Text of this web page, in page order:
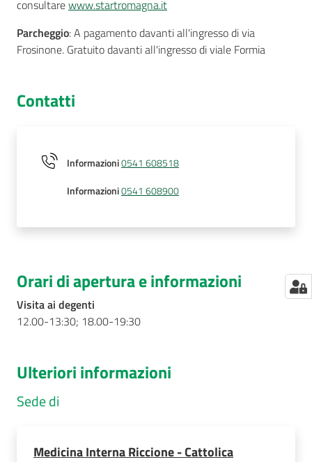
consultarewww.startromagna.it
Parcheggio: A pagamento davanti all'ingresso di via
Frosinone. Gratuito davanti all'ingresso di viale Formia
Contatti
Informazioni0541 608518
Informazioni0541 608900
Orari di apertura e informazioni
Visita ai degenti
12.00-13:30; 18.00-19:30
Ulteriori informazioni
Sede di
Medicina Interna Riccione - Cattolica